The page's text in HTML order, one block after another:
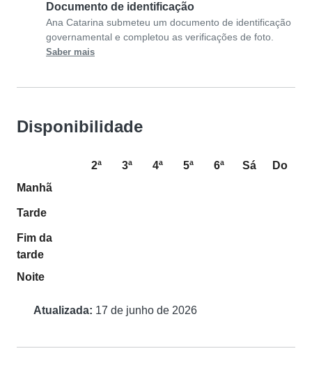
Documento de identificação
Ana Catarina submeteu um documento de identificação
governamental e completou as verificações de foto.
Saber mais
Disponibilidade
2ª 3ª 4ª 5ª 6ª Sá
Do
Manhã
Tarde
Fim da
tarde
Noite
Atualizada: 17 de junho de 2026